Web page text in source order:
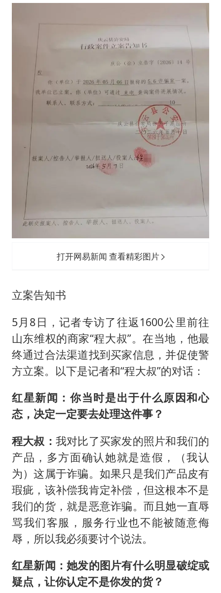
打开网易新闻 查看精彩图片
立案告知书
5月8日，记者专访了往返1600公里前往
山东维权的商家“程大叔”。在当地，他最
终通过合法渠道找到买家信息，并促使警
方立案。以下是记者和“程大叔”的对话：
红星新闻：你当时是出于什么原因和心
态，决定一定要去处理这件事？
程大叔： 我对比了买家发的照片和我们的
产品，多方面确认她就是造假，（我认
为）这属于诈骗。如果只是我们产品皮有
瑕疵，该补偿我肯定补偿，但这根本不是
我们的货，就是恶意诈骗。而且她一直辱
骂我们客服，服务行业也不能被随意侮
辱，所以我必须要讨个说法。
红星新闻：她发的图片有什么明显破绽或
疑点，让你认定不是你发的货？